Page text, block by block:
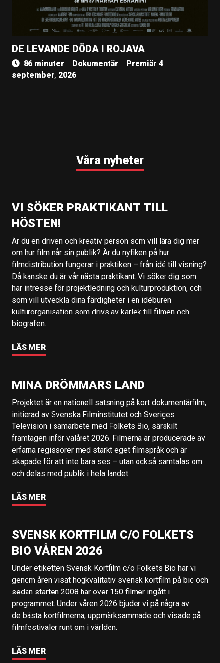
DE LEVANDE DÖDA I ROJAVA
86 minuter Dokumentär
Premiär 4
september, 2026
Våra nyheter
VI SÖKER PRAKTIKANT TILL
HÖSTEN!
Är du en driven och kreativ person som vill lära dig mer
om hur film når sin publik? Är du nyfiken på hur
filmdistribution fungerar i praktiken – från idé till visning?
Då kanske du är vår nästa praktikant. Vi söker dig som
har intresse för projektledning och kulturproduktion, och
som vill utveckla dina färdigheter i en idéburen
kulturorganisation som drivs av kärlek till filmen och
biografen.
LÄS MER
MINA DRÖMMARS LAND
Projektet är en nationell satsning på kort dokumentärfilm,
initierad av Svenska Filminstitutet och Sveriges
Television i samarbete med Folkets Bio, särskilt
framtagen inför valåret 2026. Filmerna är producerade av
erfarna regissörer med starkt eget filmspråk och är
skapade för att inte bara ses – utan också samtalas om
och delas med publik i hela landet.
LÄS MER
SVENSK KORTFILM C/O FOLKETS
BIO VÅREN 2026
Under etiketten Svensk Kortfilm c/o Folkets Bio har vi
genom åren visat högkvalitativ svensk kortfilm på bio och
sedan starten 2008 har över 150 filmer ingått i
programmet. Under våren 2026 bjuder vi på några av
de bästa kortfilmerna, uppmärksammade och visade på
filmfestivaler runt om i världen.
LÄS MER